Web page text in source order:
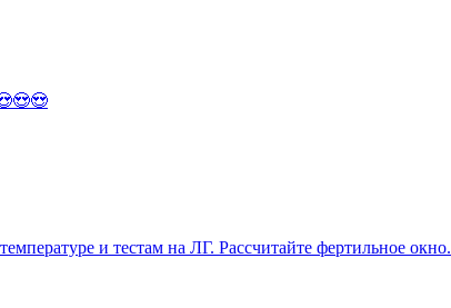
и тестам на ЛГ. Рассчитайте фертильное окно.